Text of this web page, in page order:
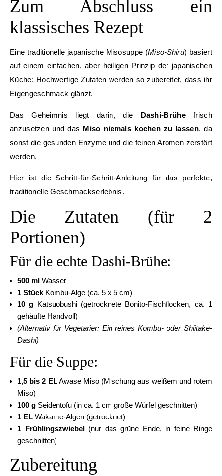
Zum Abschluss ein
klassisches Rezept
Eine traditionelle japanische Misosuppe (Miso-Shiru) basiert
auf einem einfachen, aber heiligen Prinzip der japanischen
Küche: Hochwertige Zutaten werden so zubereitet, dass ihr
Eigengeschmack glänzt.
Das Geheimnis liegt darin, die Dashi-Brühefrisch
anzusetzen und das Miso niemals kochen zu lassen, da
sonst die gesunden Enzyme und die feinen Aromen zerstört
werden.
Hier ist die Schritt-für-Schritt-Anleitung für das perfekte,
traditionelle Geschmackserlebnis.
Die Zutaten (für 2
Portionen)
Für die echte Dashi-Brühe:
500 ml Wasser
1 Stück Kombu-Alge (ca. 5 x 5 cm)
10 g Katsuobushi (getrocknete Bonito-Fischflocken, ca. 1
gehäufte Handvoll)
(Alternativ für Vegetarier: Ein reines Kombu- oder Shiitake-
Dashi)
Für die Suppe:
1,5 bis 2 ELAwase Miso (Mischung aus weißem und rotem
Miso)
100 g Seidentofu (in ca. 1 cm große Würfel geschnitten)
1 EL Wakame-Algen (getrocknet)
1 Frühlingszwiebel(nur das grüne Ende, in feine Ringe
geschnitten)
Zubereitung